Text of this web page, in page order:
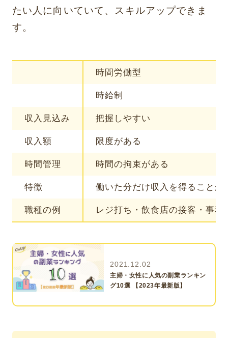
たい人に向いていて、スキルアップできま
す。
時間労働型
時給制
収入見込み 把握しやすい
収入額 限度がある
時間管理 時間の拘束がある
特徴 働いた分だけ収入を得ることが
職種の例 レジ打ち・飲食店の接客・事
2021.12.02
主婦・女性に人気の副業ランキン
グ10選 【2023年最新版】